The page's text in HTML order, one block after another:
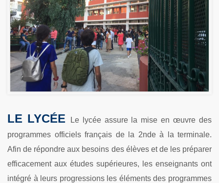
LE LYCÉE
Le lycée assure la mise en œuvre des
programmes officiels français de la 2nde à la terminale.
Afin de répondre aux besoins des élèves et de les préparer
efficacement aux études supérieures, les enseignants ont
intégré à leurs progressions les éléments des programmes